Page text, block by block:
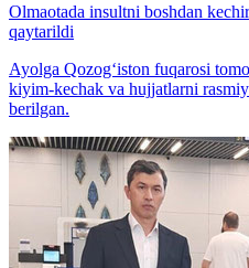
Olmaotada insultni boshdan
qaytarildi
Ayolga Qozog‘iston fuqarosi
kiyim-kechak va hujjatlarni
berilgan.